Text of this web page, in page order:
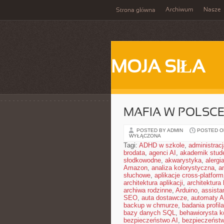
Strona główna Archiwum Nasze
MOJA SIŁA
MAFIA W POLSCE
POSTED BY ADMIN POSTED
WYŁĄCZONA
Tagi: ADHD w szkole,
brodata, agenci AI , akademik
słodkowodne, akwarystyka,
Amazon, analiza kolorystyczna,
słuchowe, aplikacje cross-platform
architektura aplikacji, architektura
archiwa rodzinne, Arduino,
SEO, auta dostawcze, automaty AI
backup w chmurze, badania
bazy danych SQL, behawiorysta
bezpieczeństwo AI ,